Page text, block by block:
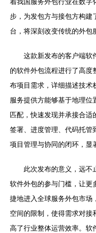
步，为发包方与接包方构建
台，将深刻改变传统的外包
这款新发布的客户端软
的软件外包流程进行了高度
布项目需求，详细描述技术
服务提供方能够基于地理位
匹配，快速发现并承接合适
签署、进度管理、代码托管
项目管理与协同的闭环，显
此次发布的意义，远不
软件外包的参与门槛，让更
捷地进入全球服务外包市场
空间的限制，使得需求对接
高了行业整体运营效率。软